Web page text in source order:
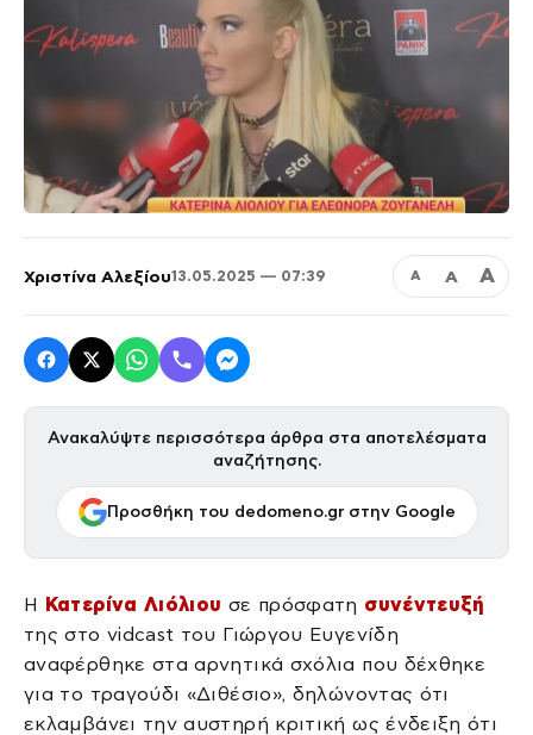
Χριστίνα Αλεξίου13.05.2025 — 07:39 Α Α Α
Ανακαλύψτε περισσότερα άρθρα στα αποτελέσματα
αναζήτησης.
Προσθήκη του dedomeno.gr στην Google
Η Κατερίνα Λιόλιου σε πρόσφατη συνέντευξή
της στο vidcast του Γιώργου Ευγενίδη
αναφέρθηκε στα αρνητικά σχόλια που δέχθηκε
για το τραγούδι «Διθέσιο», δηλώνοντας ότι
εκλαμβάνει την αυστηρή κριτική ως ένδειξη ότι